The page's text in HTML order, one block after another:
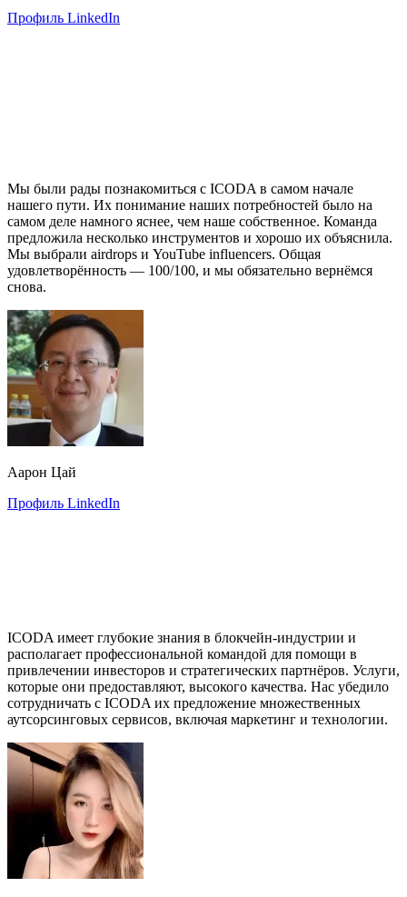
Профиль LinkedIn
Мы были рады познакомиться с ICODA в самом начале
нашего пути. Их понимание наших потребностей было на
самом деле намного яснее, чем наше собственное. Команда
предложила несколько инструментов и хорошо их объяснила.
Мы выбрали airdrops и YouTube influencers. Общая
удовлетворённость — 100/100, и мы обязательно вернёмся
снова.
Аарон Цай
Профиль LinkedIn
ICODA имеет глубокие знания в блокчейн-индустрии и
располагает профессиональной командой для помощи в
привлечении инвесторов и стратегических партнёров. Услуги,
которые они предоставляют, высокого качества. Нас убедило
сотрудничать с ICODA их предложение множественных
аутсорсинговых сервисов, включая маркетинг и технологии.